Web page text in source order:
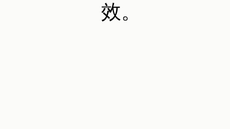
效。